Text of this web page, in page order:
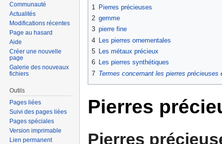
1
Pierres précieuses
2 gemme
3 pierre fine
4 Les pierres ornementales
5
Les métaux précieux
6 Les pierres synthétiques
7 Termes concernant les pierres précieuses
Pierres
Pierres
Communauté
Actualités
Modifications récentes
Page au hasard
Aide
Créer une nouvelle
page
Galerie des nouveaux
fichiers
Outils
Pages liées
Suivi des pages liées
Pages spéciales
Version imprimable
Lien permanent